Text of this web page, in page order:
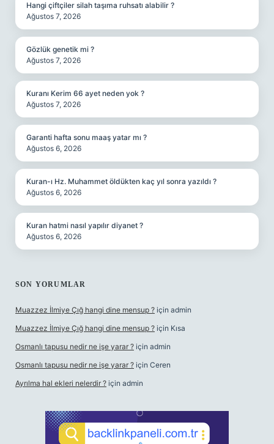
Hangi çiftçiler silah taşıma ruhsatı alabilir ?
Ağustos 7, 2026
Gözlük genetik mi ?
Ağustos 7, 2026
Kuranı Kerim 66 ayet neden yok ?
Ağustos 7, 2026
Garanti hafta sonu maaş yatar mı ?
Ağustos 6, 2026
Kuran-ı Hz. Muhammet öldükten kaç yıl sonra yazıldı ?
Ağustos 6, 2026
Kuran hatmi nasıl yapılır diyanet ?
Ağustos 6, 2026
SON YORUMLAR
Muazzez İlmiye Çığ hangi dine mensup ? için admin
Muazzez İlmiye Çığ hangi dine mensup ? için Kısa
Osmanlı tapusu nedir ne işe yarar ? için admin
Osmanlı tapusu nedir ne işe yarar ? için Ceren
Ayrılma hal ekleri nelerdir ? için admin